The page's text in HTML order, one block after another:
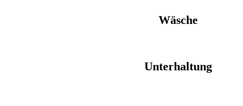
Wäsche
Unterhaltung